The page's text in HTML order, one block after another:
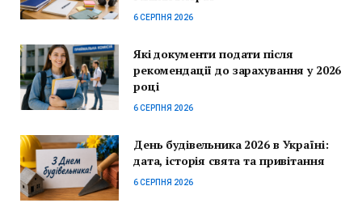
6 СЕРПНЯ 2026
Які документи подати після
рекомендації до зарахування у 2026
році
6 СЕРПНЯ 2026
День будівельника 2026 в Україні:
дата, історія свята та привітання
6 СЕРПНЯ 2026